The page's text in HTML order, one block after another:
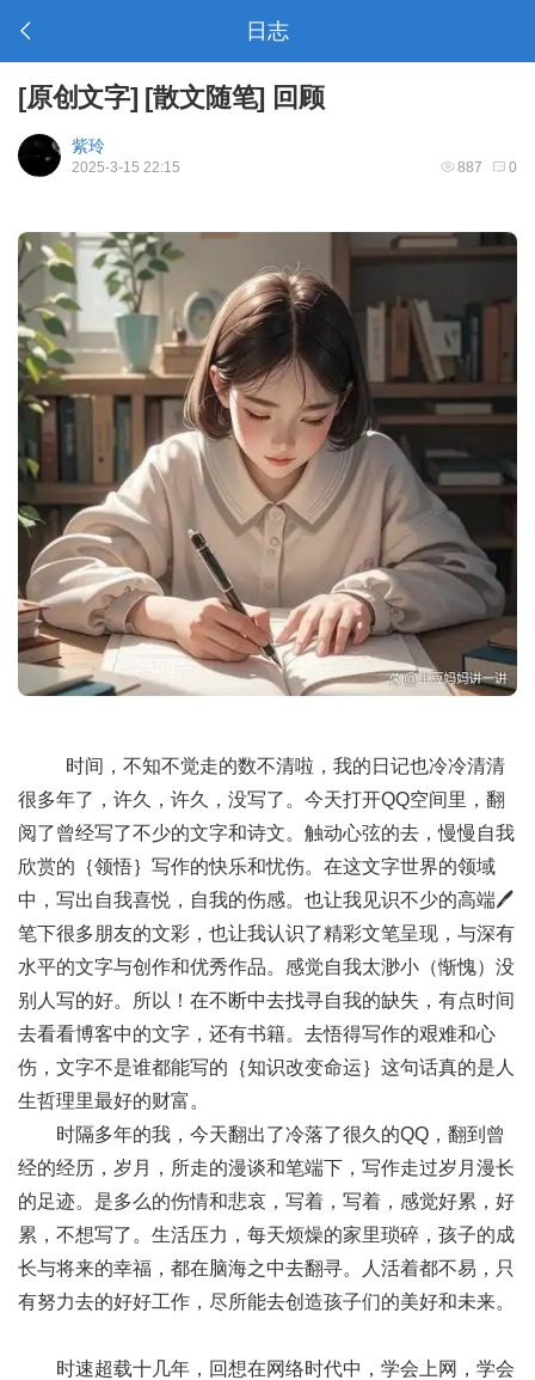
日志
[原创文字] [散文随笔] 回顾
紫玲
887 0
2025-3-15 22:15
时间，不知不觉走的数不清啦，我的日记也冷冷清清
很多年了，许久，许久，没写了。今天打开QQ空间里，翻
阅了曾经写了不少的文字和诗文。触动心弦的去，慢慢自我
欣赏的｛领悟｝写作的快乐和忧伤。在这文字世界的领域
中，写出自我喜悦，自我的伤感。也让我见识不少的高端🖊️
笔下很多朋友的文彩，也让我认识了精彩文笔呈现，与深有
水平的文字与创作和优秀作品。感觉自我太渺小（惭愧）没
别人写的好。所以！在不断中去找寻自我的缺失，有点时间
去看看博客中的文字，还有书籍。去悟得写作的艰难和心
伤，文字不是谁都能写的｛知识改变命运｝这句话真的是人
生哲理里最好的财富。
时隔多年的我，今天翻出了冷落了很久的QQ，翻到曾
经的经历，岁月，所走的漫谈和笔端下，写作走过岁月漫长
的足迹。是多么的伤情和悲哀，写着，写着，感觉好累，好
累，不想写了。生活压力，每天烦燥的家里琐碎，孩子的成
长与将来的幸福，都在脑海之中去翻寻。人活着都不易，只
有努力去的好好工作，尽所能去创造孩子们的美好和未来。
时速超载十几年，回想在网络时代中，学会上网，学会